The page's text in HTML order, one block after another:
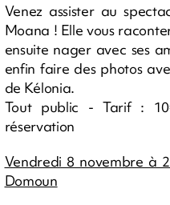
Venez assister au
Moana ! Elle vous
ensuite nager avec ses
enfin faire des photos
de Kélonia.
Tout public - Tarif :
réservation
Vendredi 8 novembre à
Domoun